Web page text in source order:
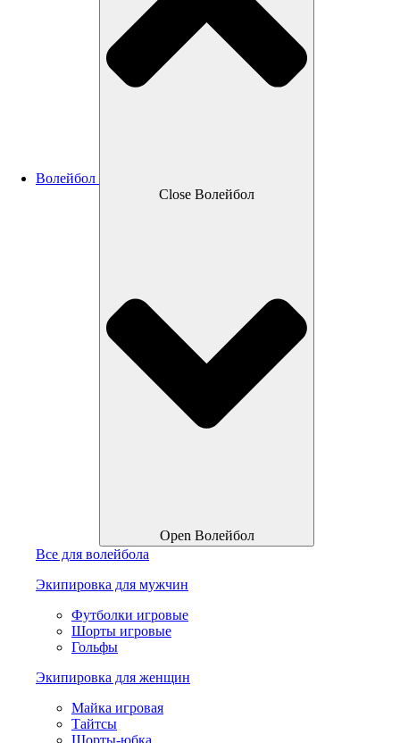
Волейбол
Close Волейбол
Open Волейбол
Все для волейбола
Экипировка для мужчин
Футболки игровые
Шорты игровые
Гольфы
Экипировка для женщин
Майка игровая
Тайтсы